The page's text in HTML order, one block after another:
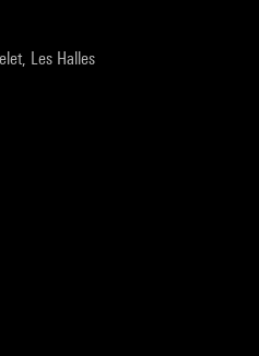
Les Halles